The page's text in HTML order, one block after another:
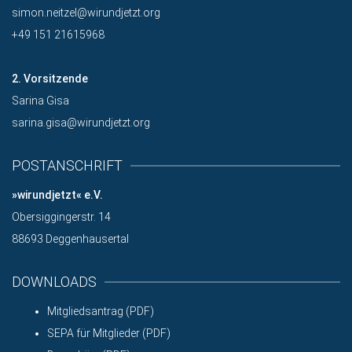
simon.neitzel@wirundjetzt.org
+49 151 21615968
2. Vorsitzende
Sarina Gisa
sarina.gisa@wirundjetzt.org
POSTANSCHRIFT
»wirundjetzt« e.V.
Obersiggingerstr. 14
88693 Deggenhausertal
DOWNLOADS
Mitgliedsantrag (PDF)
SEPA für Mitglieder (PDF)